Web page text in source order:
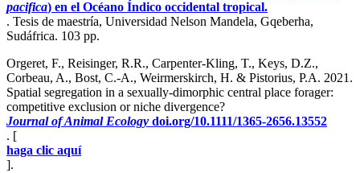
pacifica) en el Océano Índico occidental tropical.
. Tesis de maestría, Universidad Nelson Mandela, Gqeberha,
Sudáfrica. 103 pp.
Orgeret, F., Reisinger, R.R., Carpenter-Kling, T., Keys, D.Z.,
Corbeau, A., Bost, C.-A., Weirmerskirch, H. & Pistorius, P.A. 2021.
Spatial segregation in a sexually-dimorphic central place forager:
competitive exclusion or niche divergence?
Journal of Animal Ecology doi.org/10.1111/1365-2656.13552
. [
haga clic aquí
].